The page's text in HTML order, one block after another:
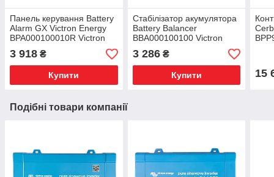
Панель керування Battery
Alarm GX Victron Energy
BPA000100010R Victron
Energy
3 918 ₴
Купити
Стабілізатор акумулятора
Battery Balancer
BBA000100100 Victron
Energy балансир акб 24,
36 та 48В
3 286₴
Купити 15
Подібні товари компанії